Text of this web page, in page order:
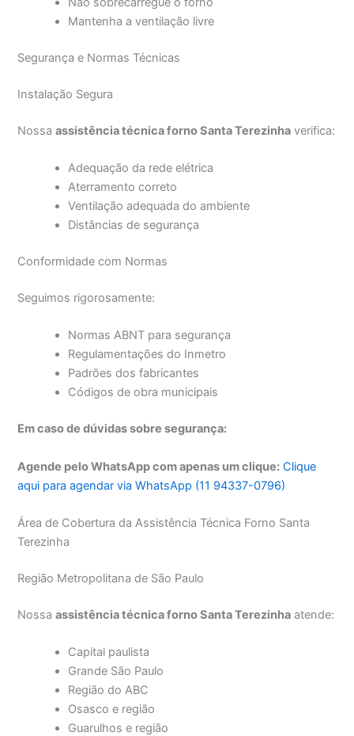
Mantenha a ventilação livre
Segurança e Normas Técnicas
Instalação Segura
Nossaassistência técnica forno Santa Terezinha verifica:
Adequação da rede elétrica
Aterramento correto
Ventilação adequada do ambiente
Distâncias de segurança
Conformidade com Normas
Seguimos rigorosamente:
Normas ABNT para segurança
Regulamentações do Inmetro
Padrões dos fabricantes
Códigos de obra municipais
Em caso de dúvidas sobre segurança:
Agende pelo WhatsApp com apenas um clique: Clique
aqui para agendar via WhatsApp (11 94337-0796)
Área de Cobertura da Assistência Técnica Forno Santa
Terezinha
Região Metropolitana de São Paulo
Nossaassistência técnica forno Santa Terezinha atende:
Capital paulista
Grande São Paulo
Região do ABC
Osasco e região
Guarulhos e região